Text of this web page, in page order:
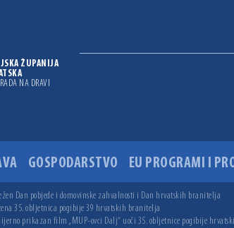
ŽUPANIJA
NA DRAVI
GOSPODARSTVO EU PROGRAMI I
Dan pobjede i domovinske zahvalnosti i Dan hrvatskih branitelja
35. obljetnica pogibije 39 hrvatskih branitelja
prikazan film „MUP-ovci Dalj“ uoči 35. obljetnice pogibije